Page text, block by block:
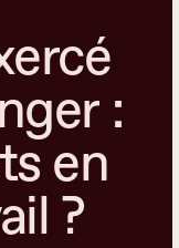
:
en
?